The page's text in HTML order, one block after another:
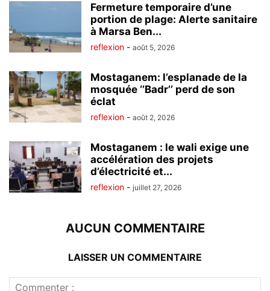
Fermeture temporaire d’une
portion de plage: Alerte sanitaire
à Marsa Ben...
reflexion - août 5, 2026
Mostaganem: l’esplanade de la
mosquée ‘’Badr’’ perd de son
éclat
reflexion - août 2, 2026
Mostaganem : le wali exige une
accélération des projets
d’électricité et...
reflexion - juillet 27, 2026
AUCUN COMMENTAIRE
LAISSER UN COMMENTAIRE